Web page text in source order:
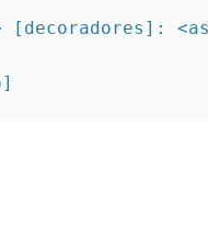
[decoradores]: